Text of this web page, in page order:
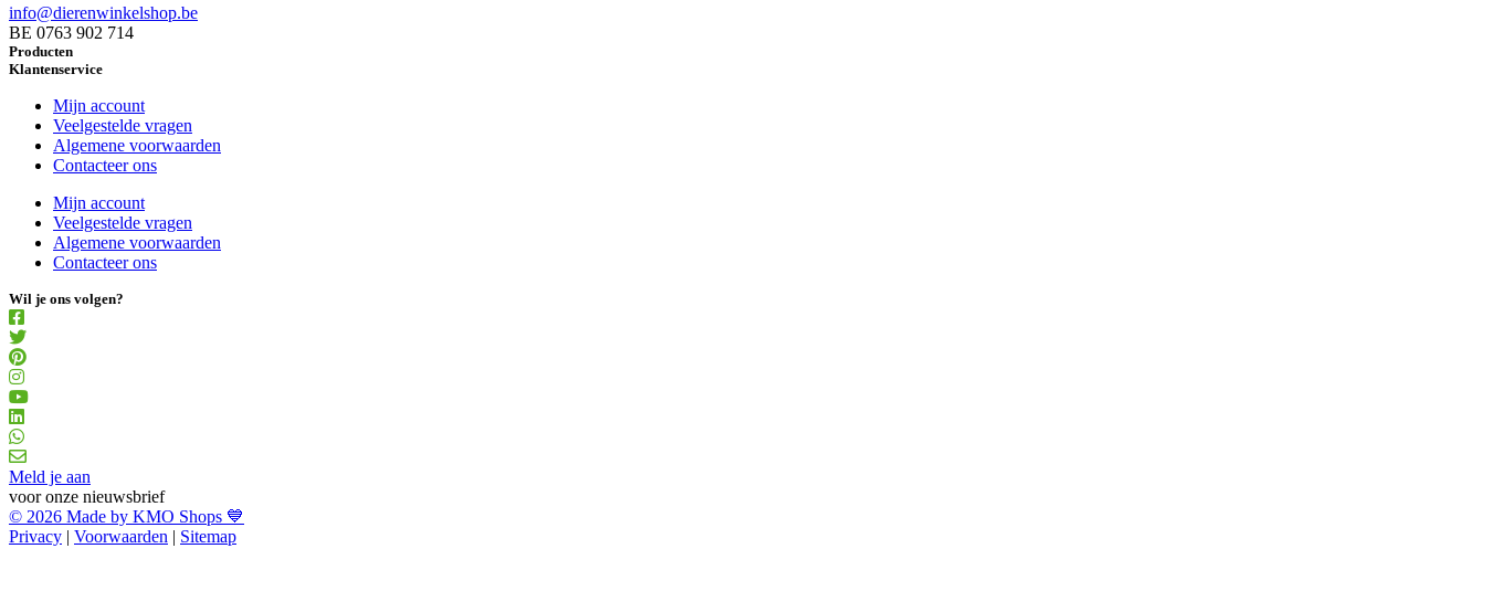
info@dierenwinkelshop.be
BE 0763 902 714
Producten
Klantenservice
Mijn account
Veelgestelde vragen
Algemene voorwaarden
Contacteer ons
Mijn account
Veelgestelde vragen
Algemene voorwaarden
Contacteer ons
Wil je ons volgen?
Meld je aan
voor onze nieuwsbrief
© 2026 Made by KMO Shops 💙
Privacy | Voorwaarden | Sitemap